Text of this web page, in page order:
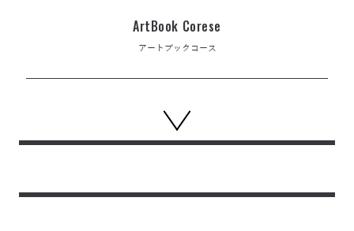
ArtBook Corese
アートブックコース